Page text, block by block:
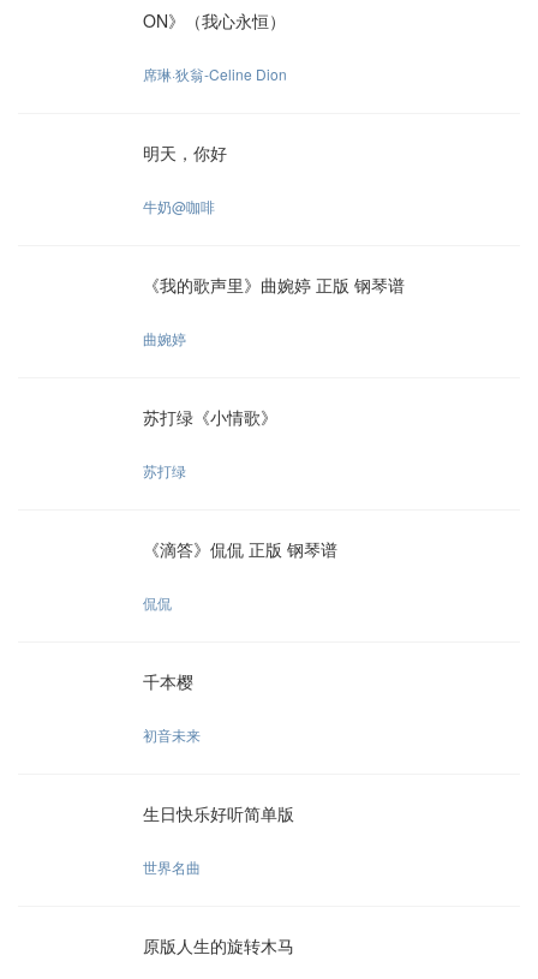
ON》（我心永恒）
席琳·狄翁-Celine Dion
明天，你好
牛奶@咖啡
《我的歌声里》曲婉婷 正版 钢琴谱
曲婉婷
苏打绿《小情歌》
苏打绿
《滴答》侃侃 正版 钢琴谱
侃侃
千本樱
初音未来
生日快乐好听简单版
世界名曲
原版人生的旋转木马